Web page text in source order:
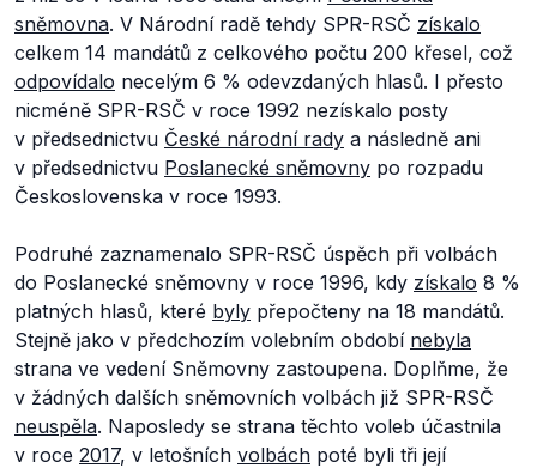
sněmovna. V Národní radě tehdy SPR-RSČ získalo
celkem 14 mandátů z celkového počtu 200 křesel, což
odpovídalo necelým 6 % odevzdaných hlasů. I přesto
nicméně SPR-RSČ v roce 1992 nezískalo posty
v předsednictvu České národní rady a následně ani
v předsednictvu Poslanecké sněmovny po rozpadu
Československa v roce 1993.
Podruhé zaznamenalo SPR-RSČ úspěch při volbách
do Poslanecké sněmovny v roce 1996, kdy získalo 8 %
platných hlasů, které byly přepočteny na 18 mandátů.
Stejně jako v předchozím volebním období nebyla
strana ve vedení Sněmovny zastoupena. Doplňme, že
v žádných dalších sněmovních volbách již SPR-RSČ
neuspěla. Naposledy se strana těchto voleb účastnila
v roce 2017, v letošních volbách poté byli tři její